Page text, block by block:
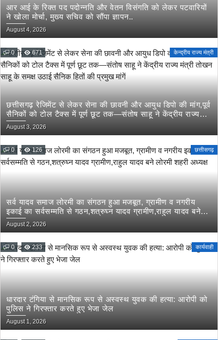
आर आई के रिक्त पद पदोन्नति और वेतन विसंगति को लेकर पटवारियों
ने खोला मोर्चा, मुख्य सचिव को सौंपा ज्ञापन..
August 4, 2026
0 671 केन्द्रीय राज्य मंत्री
छत्तीसगढ़ रेजिमेंट से लेकर सेना की छावनी और आयुध डिपो की मांग,पूर्व
सैनिकों को टोल टैक्स में पूर्ण छूट तक—संतोष साहू ने केंद्रीय राज्य
मंत्री तोखन साहू के समक्ष उठाई सैनिक हितों की प्रमुख मांगें
August 3, 2026
0 126 छत्तीसगढ़
सर्व यादव समाज लोरमी का संगठन हुआ मजबूत, ग्रामीण व नगरीय
इकाई का सर्वसम्मति से गठन,शत्रुघ्न यादव ग्रामीण,राहुल यादव बने
लोरमी शहरी अध्यक्ष
August 2, 2026
0 233 कार्यवाही
धारदार टंगिया से मानसिक रूप से अस्वस्थ युवक की हत्या: आरोपी को
पुलिस ने गिरफ्तार करते हुए भेजा जेल
August 1, 2026